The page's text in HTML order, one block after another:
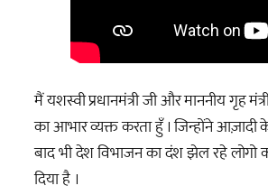
मैं यशस्वी प्रधानमंत्री जी और माननीय गृह
का आभार व्यक्त करता हुँ । जिन्होंने
बाद भी देश विभाजन का दंश झेल रहे लोगो
दिया है ।